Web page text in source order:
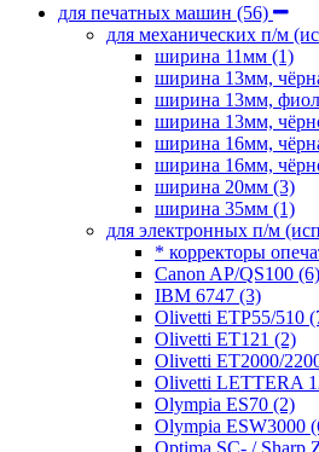
для печатных машин (56)
для механических п/м
ширина 11мм (1)
ширина 13мм,
ширина 13мм,
ширина 13мм,
ширина 16мм,
ширина 16мм,
ширина 20мм (3)
ширина 35мм (1)
для электронных п/м
* корректоры
Canon AP/QS100 (6)
IBM 6747 (3)
Olivetti ETP55/510
Olivetti ET121 (2)
Olivetti ET2000/
Olivetti LETTERA
Olympia ES70 (2)
Olympia ESW3000
Optima SC- / Sharp